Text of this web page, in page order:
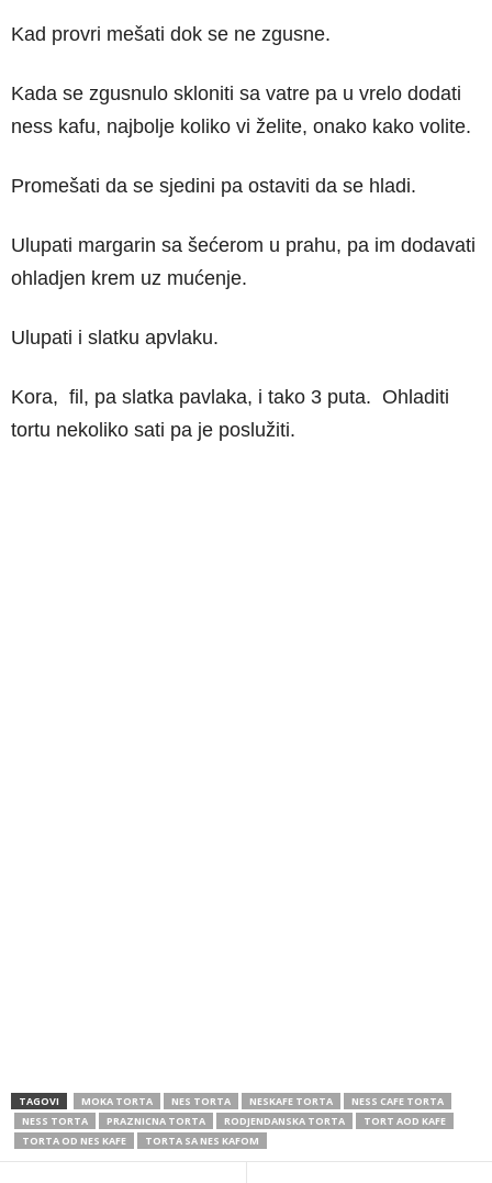
Kad provri mešati dok se ne zgusne.
Kada se zgusnulo skloniti sa vatre pa u vrelo dodati
ness kafu, najbolje koliko vi želite, onako kako volite.
Promešati da se sjedini pa ostaviti da se hladi.
Ulupati margarin sa šećerom u prahu, pa im dodavati
ohladjen krem uz mućenje.
Ulupati i slatku apvlaku.
Kora, fil, pa slatka pavlaka, i tako 3 puta. Ohladiti
tortu nekoliko sati pa je poslužiti.
TAGOVI MOKA TORTA NES TORTA NESKAFE TORTA
NESS CAFE TORTA
NESS TORTA
PRAZNICNA TORTA RODJENDANSKA TORTA
TORT AOD KAFE
TORTA OD NES KAFE
TORTA SA NES KAFOM